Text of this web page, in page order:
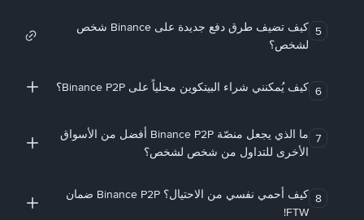
5
كيف تضيف طرق دفع جديدة على Binance شخص
لشخص؟
6 كيف يُمكنني شراء البيتكوين محلياً على Binance P2P؟
7
ما الذي يجعل منصّة Binance P2P أفضل من الأسواق
الأخرى للتداول من شخص لشخص؟
8
كيف أحمي نفسي من الاحتيال؟ Binance P2P ضمان
FTW!